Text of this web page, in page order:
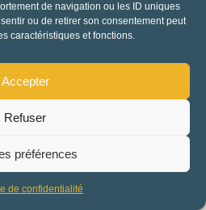
de navigation ou les ID uniques
ou de retirer son consentement peut
caractéristiques et fonctions.
Accepter
Refuser
préférences
de confidentialité
Organisateurs d’évènements,
agences, des Free-lance qui
à la carte pour réussir ton
pas ton métier et que tu es